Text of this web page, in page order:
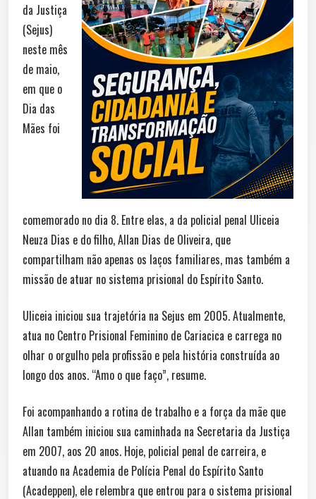
da Justiça
(Sejus)
neste mês
de maio,
em que o
Dia das
Mães foi
comemorado no dia 8. Entre elas, a da policial penal Uliceia
Neuza Dias e do filho, Allan Dias de Oliveira, que
compartilham não apenas os laços familiares, mas também a
missão de atuar no sistema prisional do Espírito Santo.
Uliceia iniciou sua trajetória na Sejus em 2005. Atualmente,
atua no Centro Prisional Feminino de Cariacica e carrega no
olhar o orgulho pela profissão e pela história construída ao
longo dos anos. “Amo o que faço”, resume.
Foi acompanhando a rotina de trabalho e a força da mãe que
Allan também iniciou sua caminhada na Secretaria da Justiça
em 2007, aos 20 anos. Hoje, policial penal de carreira, e
atuando na Academia de Polícia Penal do Espírito Santo
(Acadeppen), ele relembra que entrou para o sistema prisional